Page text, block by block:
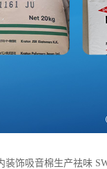
装饰吸音棉生产祛味